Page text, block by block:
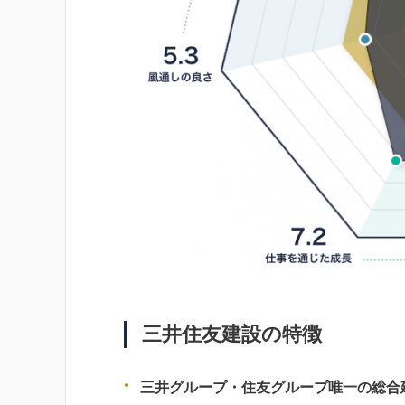
三井住友建設の特徴
三井グループ・住友グループ唯一の総合